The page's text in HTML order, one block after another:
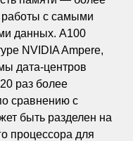
работы с самыми
данных. A100
NVIDIA Ampere,
дата-центров
раз более
сравнению с
быть разделен на
процессора для